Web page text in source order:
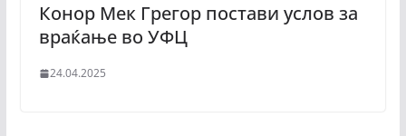
Конор Мек Грегор постави услов за
враќање во УФЦ
24.04.2025